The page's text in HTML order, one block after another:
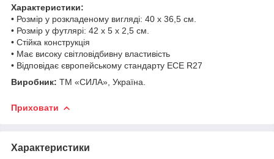
Характеристики:
• Розмір у розкладеному вигляді: 40 х 36,5 см.
• Розмір у футлярі: 42 х 5 х 2,5 см.
• Стійка конструкція
• Має високу світловідбивну властивість
• Відповідає європейському стандарту ЕСЕ R27
Виробник: ТМ «СИЛА», Україна.
Приховати
Характеристики